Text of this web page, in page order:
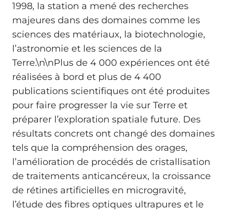
1998, la station a mené des recherches
majeures dans des domaines comme les
sciences des matériaux, la biotechnologie,
l’astronomie et les sciences de la
Terre.\n\nPlus de 4 000 expériences ont été
réalisées à bord et plus de 4 400
publications scientifiques ont été produites
pour faire progresser la vie sur Terre et
préparer l’exploration spatiale future. Des
résultats concrets ont changé des domaines
tels que la compréhension des orages,
l’amélioration de procédés de cristallisation
de traitements anticancéreux, la croissance
de rétines artificielles en microgravité,
l’étude des fibres optiques ultrapures et le